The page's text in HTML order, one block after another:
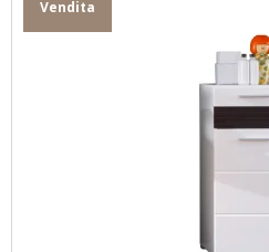
Vendita